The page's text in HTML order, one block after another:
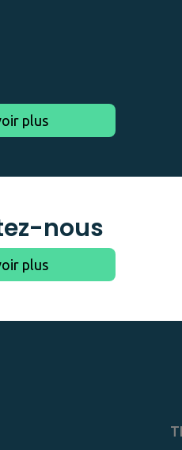
plus
nous
plus